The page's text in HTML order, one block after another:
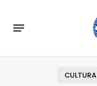
main
Menu
CULTURA